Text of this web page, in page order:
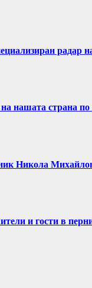
радар
нашата страна по
Никола
и гости в